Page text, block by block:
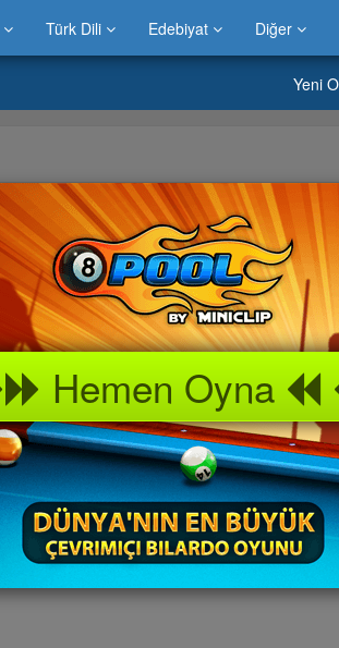
Türk Dili Edebiyat Diğer
Yeni
Hemen Oyna